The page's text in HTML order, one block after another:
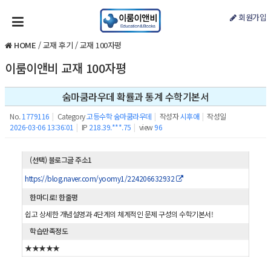
회원가입
HOME /교재 후기 /교재 100자평
이룸이앤비 교재 100자평
숨마쿰라우데 확률과 통계 수학기본서
No. 1779116 | Category고등수학 숨마쿰라우데 | 작성자시후애 | 작성일
2026-03-06 13:36:01 | IP 218.39.***.75 | view 96
(선택) 블로그글 주소1
https://blog.naver.com/yoomy1/224206632932
한마디로! 한줄평
쉽고 상세한 개념설명과 4단계의 체계적인 문제 구성의 수학기본서!
학습만족정도
★★★★★